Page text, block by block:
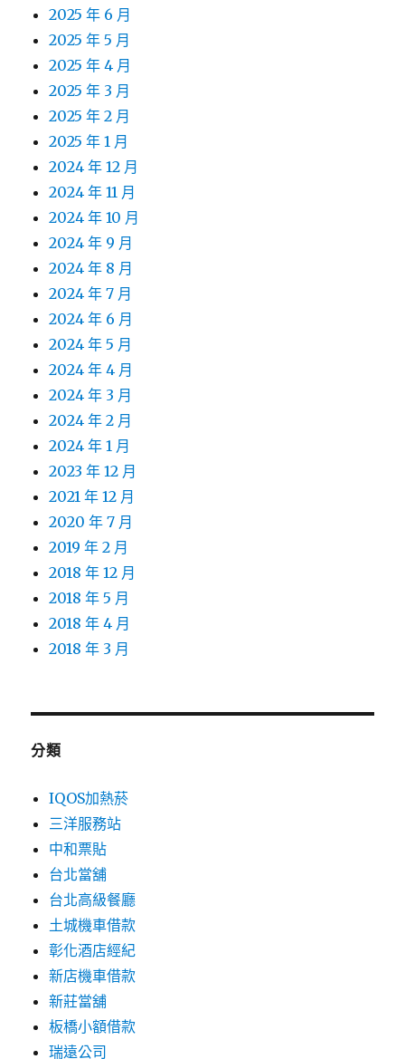
2025 年 6 月
2025 年 5 月
2025 年 4 月
2025 年 3 月
2025 年 2 月
2025 年 1 月
2024 年 12 月
2024 年 11 月
2024 年 10 月
2024 年 9 月
2024 年 8 月
2024 年 7 月
2024 年 6 月
2024 年 5 月
2024 年 4 月
2024 年 3 月
2024 年 2 月
2024 年 1 月
2023 年 12 月
2021 年 12 月
2020 年 7 月
2019 年 2 月
2018 年 12 月
2018 年 5 月
2018 年 4 月
2018 年 3 月
分類
IQOS加熱菸
三洋服務站
中和票貼
台北當舖
台北高級餐廳
土城機車借款
彰化酒店經紀
新店機車借款
新莊當舖
板橋小額借款
瑞遠公司